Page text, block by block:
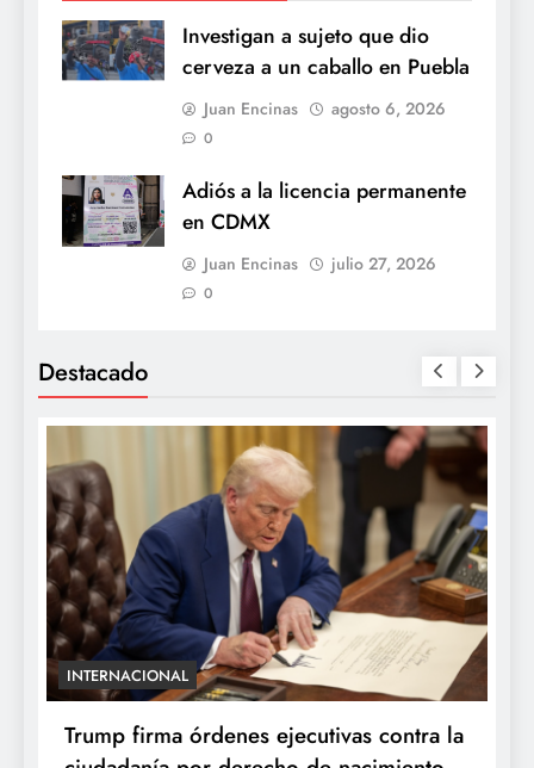
Investigan a sujeto que dio
cerveza a un caballo en Puebla
Juan Encinas agosto 6, 2026
0
Adiós a la licencia permanente
en CDMX
Juan Encinas julio 27, 2026
0
Destacado
INTERNACIONAL
Trump firma órdenes ejecutivas contra la